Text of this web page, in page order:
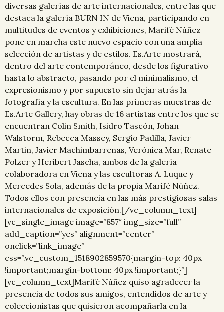
diversas galerías de arte internacionales, entre las que
destaca la galería BURN IN de Viena, participando en
multitudes de eventos y exhibiciones, Marifé Núñez
pone en marcha este nuevo espacio con una amplia
selección de artistas y de estilos. Es.Arte mostrará,
dentro del arte contemporáneo, desde los figurativo
hasta lo abstracto, pasando por el minimalismo, el
expresionismo y por supuesto sin dejar atrás la
fotografía y la escultura. En las primeras muestras de
Es.Arte Gallery, hay obras de 16 artistas entre los que se
encuentran Colin Smith, Isidro Tascón, Johan
Walstorm, Rebecca Massey, Sergio Padilla, Javier
Martin, Javier Machimbarrenas, Verónica Mar, Renate
Polzer y Heribert Jascha, ambos de la galería
colaboradora en Viena y las escultoras A. Luque y
Mercedes Sola, además de la propia Marifé Núñez.
Todos ellos con presencia en las más prestigiosas salas
internacionales de exposición.[/vc_column_text]
[vc_single_image image=”857″ img_size=”full”
add_caption=”yes” alignment=”center”
onclick=”link_image”
css=”.vc_custom_1518902859570{margin-top: 40px
!important;margin-bottom: 40px !important;}”]
[vc_column_text]Marifé Núñez quiso agradecer la
presencia de todos sus amigos, entendidos de arte y
coleccionistas que quisieron acompañarla en la